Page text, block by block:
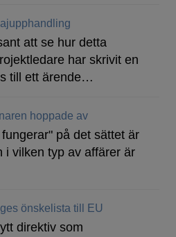
att se hur detta
har skrivit en
till ett ärende…
hoppade av
på det sättet är
i vilken typ av affärer är
önskelista till EU
direktiv som